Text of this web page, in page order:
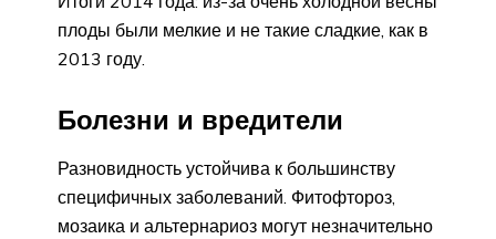
плоды были мелкие и не такие сладкие, как в
2013 году.
Болезни и вредители
Разновидность устойчива к большинству
специфичных заболеваний. Фитофтороз,
мозаика и альтернариоз могут незначительно